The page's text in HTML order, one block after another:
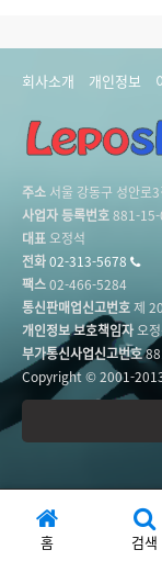
홈 검색
회사소개 개인정보
주소 서울 강동구 성안로
사업자 등록번호881-
대표오정석
전화02-313-5678
팩스02-466-5284
통신판매업신고번호제
개인정보 보호책임자오
부가통신사업신고번호
Copyright © 2001-